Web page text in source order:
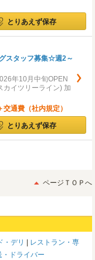
とりあえず保存
スタッフ募集☆週2～
年10月中旬OPEN
カイツリーライン) 加
通費（社内規定）
とりあえず保存
ページＴＯＰへ
・デリ
レストラン・専
・ドライバー